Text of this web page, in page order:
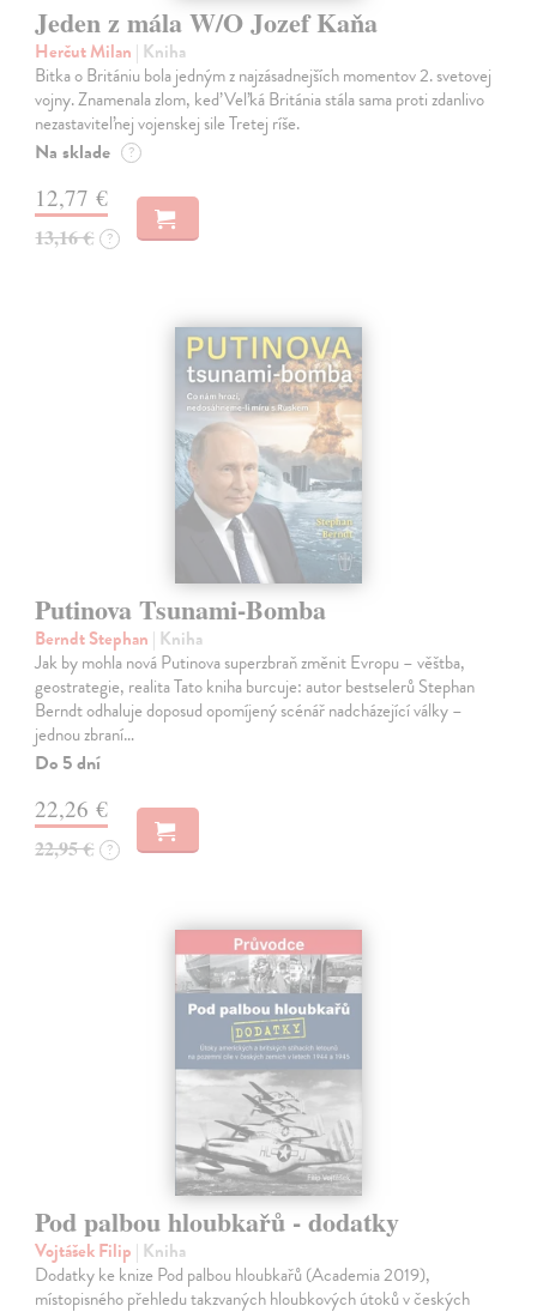
Jeden z mála W/O Jozef Kaňa
Herčut Milan | Kniha
Bitka o Britániu bola jedným z najzásadnejších momentov 2. svetovej
vojny. Znamenala zlom, keď Veľká Británia stála sama proti zdanlivo
nezastaviteľnej vojenskej sile Tretej ríše.
Na sklade ?
12,77 €
13,16 € ?
Putinova Tsunami-Bomba
Berndt Stephan | Kniha
Jak by mohla nová Putinova superzbraň změnit Evropu – věštba,
geostrategie, realita Tato kniha burcuje: autor bestselerů Stephan
Berndt odhaluje doposud opomíjený scénář nadcházející války –
jednou zbraní…
Do 5 dní
22,26 €
22,95 € ?
Pod palbou hloubkařů - dodatky
Vojtášek Filip | Kniha
Dodatky ke knize Pod palbou hloubkařů (Academia 2019),
místopisného přehledu takzvaných hloubkových útoků v českých